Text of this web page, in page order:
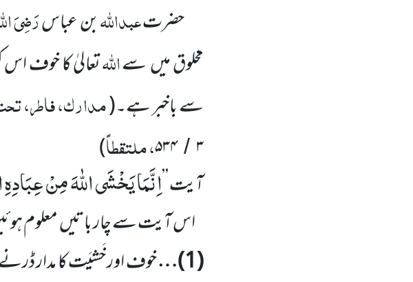
حضرتعبداللہبن عباسرَضِیَ
مخلوق میںسےاللہتعالیٰ کا خوف
سے باخبر ہے۔(مدارک، فاطر،
۳ /۵۳۴، ملتقطاً)
آیت’’اِنَّمَا یَخْشَى اللّٰهَ مِنْ عِبَادِهِ
اس آیت سے چار باتیںمعلوم
(
1
)…خوف اور خَشیَت کا مدار